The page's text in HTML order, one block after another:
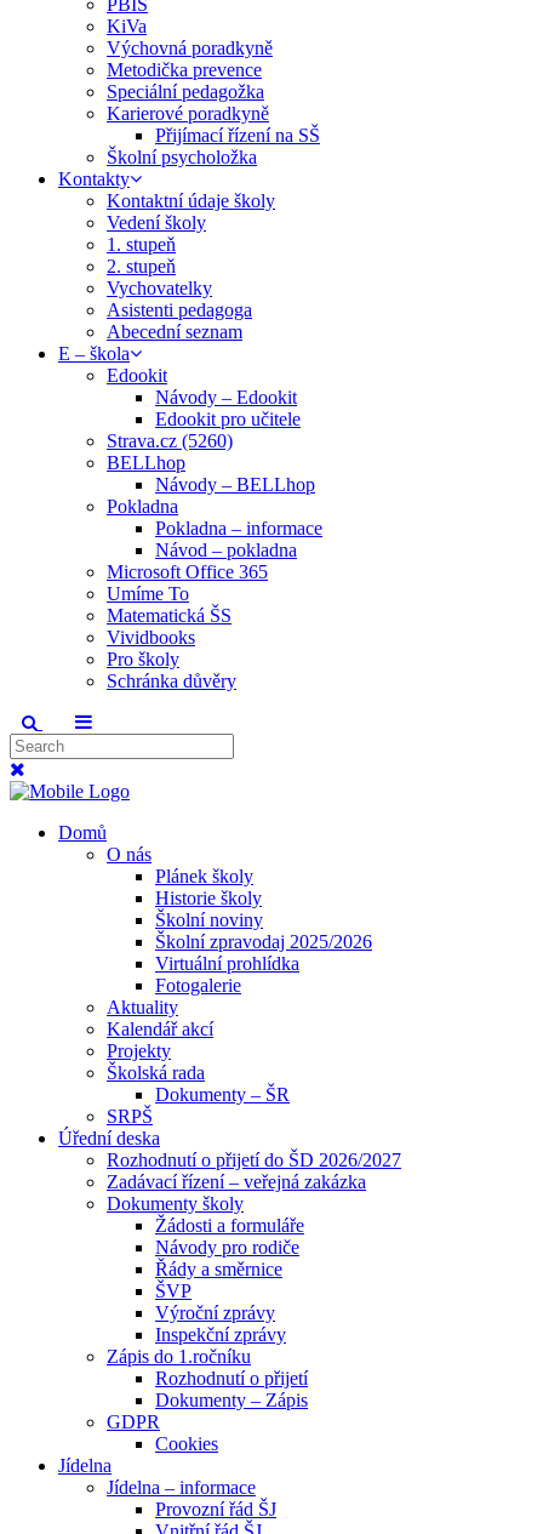
PBIS
KiVa
Výchovná poradkyně
Metodička prevence
Speciální pedagožka
Karierové poradkyně
Přijímací řízení na SŠ
Školní psycholožka
Kontakty
Kontaktní údaje školy
Vedení školy
1. stupeň
2. stupeň
Vychovatelky
Asistenti pedagoga
Abecední seznam
E – škola
Edookit
Návody – Edookit
Edookit pro učitele
Strava.cz (5260)
BELLhop
Návody – BELLhop
Pokladna
Pokladna – informace
Návod – pokladna
Microsoft Office 365
Umíme To
Matematická ŠS
Vividbooks
Pro školy
Schránka důvěry
Domů
O nás
Plánek školy
Historie školy
Školní noviny
Školní zpravodaj 2025/2026
Virtuální prohlídka
Fotogalerie
Aktuality
Kalendář akcí
Projekty
Školská rada
Dokumenty – ŠR
SRPŠ
Úřední deska
Rozhodnutí o přijetí do ŠD 2026/2027
Zadávací řízení – veřejná zakázka
Dokumenty školy
Žádosti a formuláře
Návody pro rodiče
Řády a směrnice
ŠVP
Výroční zprávy
Inspekční zprávy
Zápis do 1.ročníku
Rozhodnutí o přijetí
Dokumenty – Zápis
GDPR
Cookies
Jídelna
Jídelna – informace
Provozní řád ŠJ